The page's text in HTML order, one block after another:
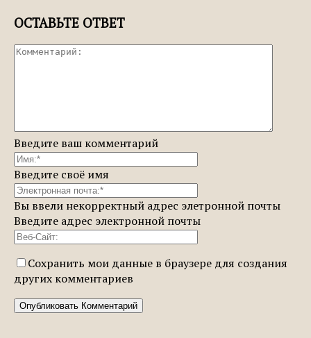
ОСТАВЬТЕ ОТВЕТ
Введите ваш комментарий
Введите своё имя
Вы ввели некорректный адрес элетронной почты
Введите адрес электронной почты
Сохранить мои данные в браузере для создания
других комментариев